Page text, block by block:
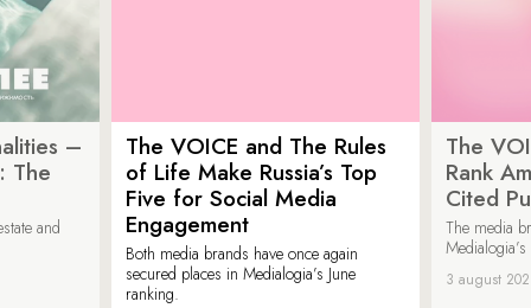
–
The
and
The VOICE and The Rules
of Life Make Russia’s Top
Five for Social Media
Engagement
Both media brands have once again
secured places in Medialogia’s June
ranking.
The
Rank
Cited
The media
3 august